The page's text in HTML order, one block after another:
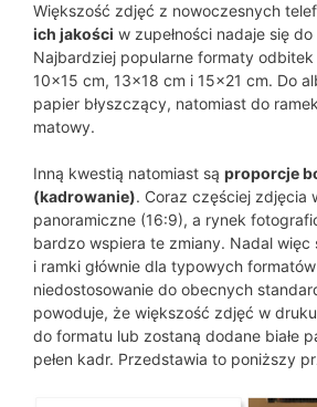
Większość zdjęć z nowoczesnych
ich jakości w zupełności nadaje się
Najbardziej popularne formaty
10×15 cm, 13×18 cm i 15×21 cm. Do
papier błyszczący, natomiast do
matowy.
Inną kwestią natomiast są proporcje
(kadrowanie). Coraz częściej zdjęcia
panoramiczne (16:9), a rynek
bardzo wspiera te zmiany. Nadal więc
i ramki głównie dla typowych
niedostosowanie do obecnych
powoduje, że większość zdjęć w
do formatu lub zostaną dodane białe
pełen kadr. Przedstawia to poniższy